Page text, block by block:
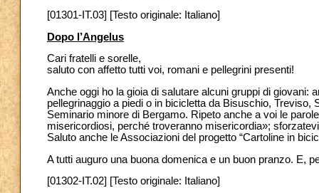
[01301-IT.03] [Testo originale: Italiano]
Dopo l’Angelus
Cari fratelli e sorelle,
saluto con affetto tutti voi, romani e pellegrini presenti!
Anche oggi ho la gioia di salutare alcuni gruppi di giovani:
pellegrinaggio a piedi o in bicicletta da Bisuschio, Treviso,
Seminario minore di Bergamo. Ripeto anche a voi le
misericordiosi, perché troveranno misericordia»;
Saluto anche le Associazioni del progetto “Cartoline in
A tutti auguro una buona domenica e un buon pranzo. E,
[01302-IT.02] [Testo originale: Italiano]